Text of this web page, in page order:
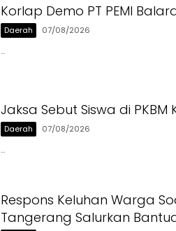
Korlap Demo PT PEMI
Daerah 07/08/2026
…
Jaksa Sebut Siswa di
Daerah 07/08/2026
…
Respons Keluhan Warga
Tangerang Salurkan